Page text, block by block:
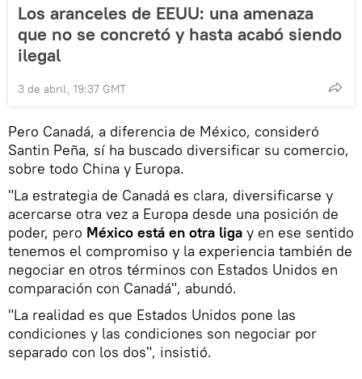
Los aranceles de EEUU: una amenaza
que no se concretó y hasta acabó siendo
ilegal
3 de abril, 19:37 GMT
Pero Canadá, a diferencia de México, consideró
Santin Peña, sí ha buscado diversificar su comercio,
sobre todo China y Europa.
"La estrategia de Canadá es clara, diversificarse y
acercarse otra vez a Europa desde una posición de
poder, pero México está en otra liga y en ese sentido
tenemos el compromiso y la experiencia también de
negociar en otros términos con Estados Unidos en
comparación con Canadá", abundó.
"La realidad es que Estados Unidos pone las
condiciones y las condiciones son negociar por
separado con los dos", insistió.